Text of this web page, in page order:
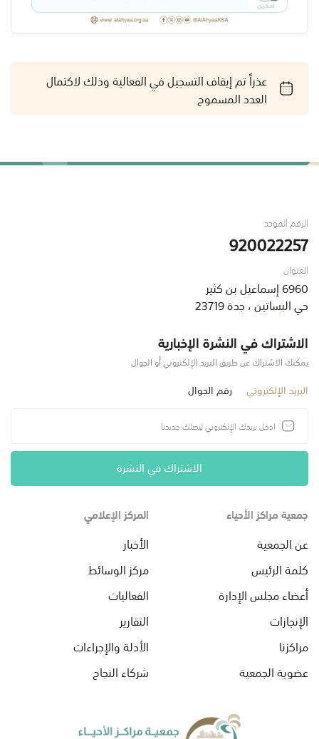
عذراً تم إيقاف التسجيل في الفعالية وذلك لاكتمال
العدد المسموح
الرقم الموحد
920022257
العنوان
6960 إسماعيل بن كثير
حي البساتين ، جدة 23719
الاشتراك في النشرة الإخبارية
يمكنك الاشتراك عن طريق البريد الإلكتروني أو الجوال
البريد الإلكتروني رقم الجوال
الاشتراك في النشرة
جمعية مراكز الأحياء
عن الجمعية
كلمة الرئيس
أعضاء مجلس الإدارة
الإنجازات
مراكزنا
عضوية الجمعية
المركز الإعلامي
الأخبار
مركز الوسائط
الفعاليات
التقارير
الأدلة والإجراءات
شركاء النجاح